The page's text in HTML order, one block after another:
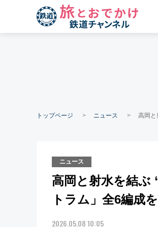
トップページ ニュース 高岡と
ニュース
高岡と射水を結ぶ
トラム」全6編成
2026.05.08 10:05